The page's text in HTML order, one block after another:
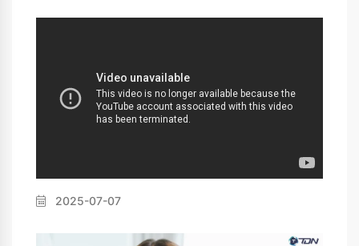
2025-07-07